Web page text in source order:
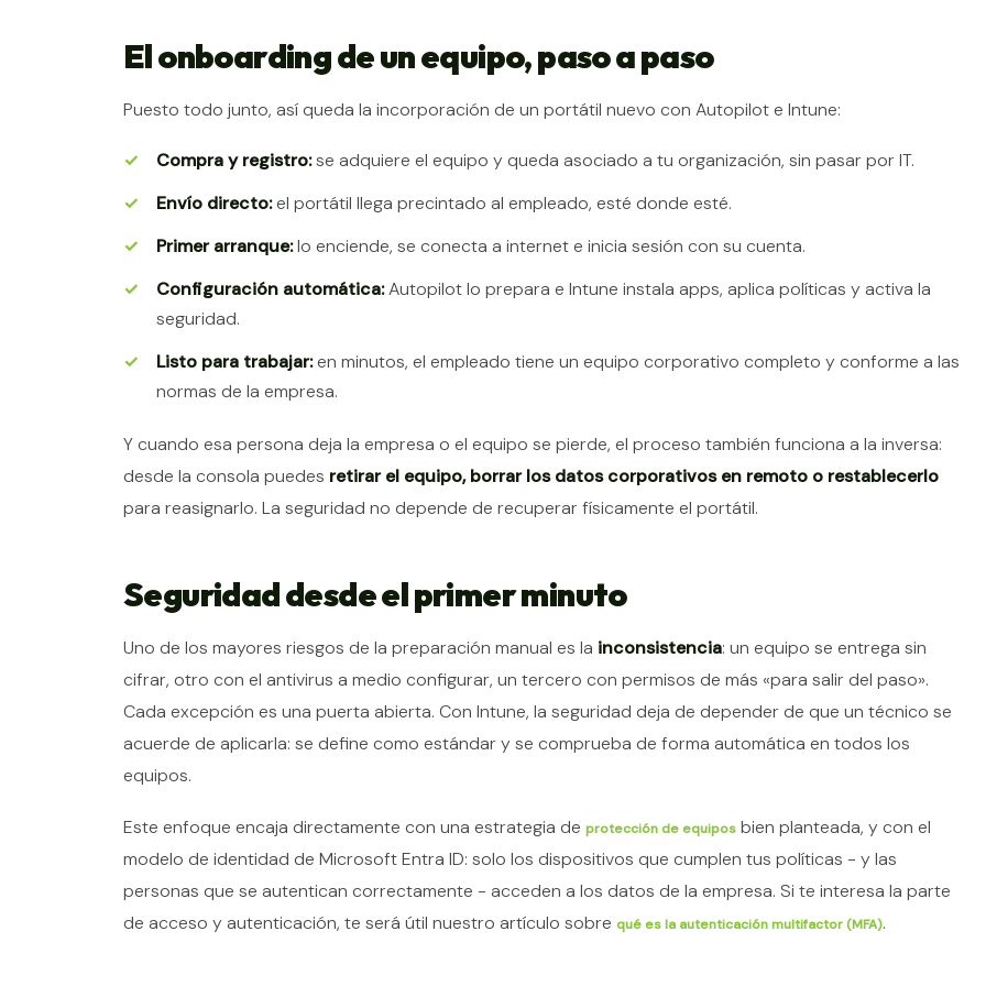
El onboarding de un equipo, paso a paso
Puesto todo junto, así queda la incorporación de un portátil nuevo con Autopilot e Intune:
Compra y registro:se adquiere el equipo y queda asociado a tu organización, sin pasar por IT.
Envío directo:el portátil llega precintado al empleado, esté donde esté.
Primer arranque:lo enciende, se conecta a internet e inicia sesión con su cuenta.
Configuración automática:Autopilot lo prepara e Intune instala apps, aplica políticas y activa la
seguridad.
Listo para trabajar:en minutos, el empleado tiene un equipo corporativo completo y conforme a las
normas de la empresa.
Y cuando esa persona deja la empresa o el equipo se pierde, el proceso también funciona a la inversa:
desde la consola puedes retirar el equipo, borrar los datos corporativos en remoto o restablecerlo
para reasignarlo. La seguridad no depende de recuperar físicamente el portátil.
Seguridad desde el primer minuto
Uno de los mayores riesgos de la preparación manual es la inconsistencia: un equipo se entrega sin
cifrar, otro con el antivirus a medio configurar, un tercero con permisos de más «para salir del paso».
Cada excepción es una puerta abierta. Con Intune, la seguridad deja de depender de que un técnico se
acuerde de aplicarla: se define como estándar y se comprueba de forma automática en todos los
equipos.
Este enfoque encaja directamente con una estrategia de protección de equipos bien planteada, y con el
modelo de identidad de Microsoft Entra ID: solo los dispositivos que cumplen tus políticas - y las
personas que se autentican correctamente - acceden a los datos de la empresa. Si te interesa la parte
de acceso y autenticación, te será útil nuestro artículo sobre qué es la autenticación multifactor (MFA).